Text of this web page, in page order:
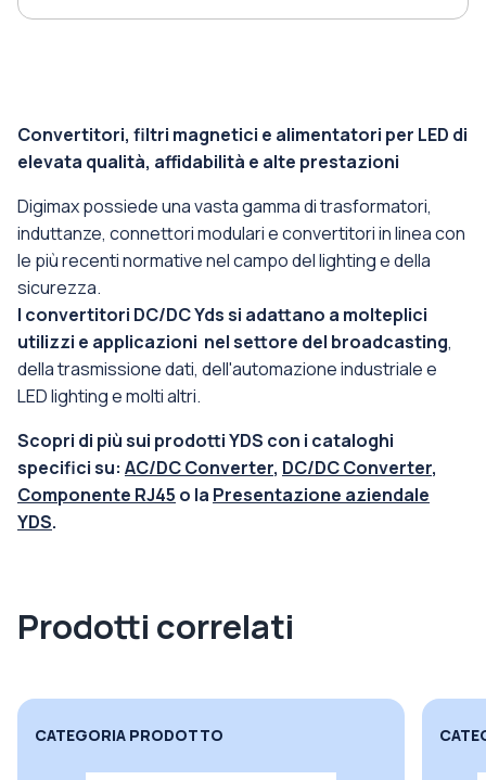
Convertitori, filtri magnetici e alimentatori per LED di
elevata qualità, affidabilità e alte prestazioni
Digimax possiede una vasta gamma di trasformatori,
induttanze, connettori modulari e convertitori in linea con
le più recenti normative nel campo del lighting e della
sicurezza.
I convertitori DC/DC Yds si adattano a molteplici
utilizzi e applicazioni nel settore del broadcasting,
della trasmissione dati, dell'automazione industriale e
LED lighting e molti altri.
Scopri di più sui prodotti YDS con i cataloghi
specifici su: AC/DC Converter, DC/DC Converter,
Componente RJ45 o la Presentazione aziendale
YDS.
Prodotti correlati
CATEGORIA PRODOTTO